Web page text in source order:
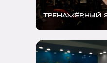
ТРЕНАЖЁРНЫЙ